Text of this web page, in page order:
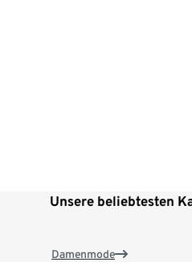
Unsere beliebtesten
Damenmode